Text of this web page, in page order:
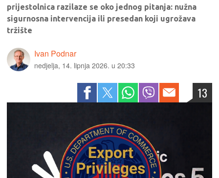
prijestolnica razilaze se oko jednog pitanja: nužna
sigurnosna intervencija ili presedan koji ugrožava
tržište
Ivan Podnar
nedjelja, 14. lipnja 2026. u 20:33
13